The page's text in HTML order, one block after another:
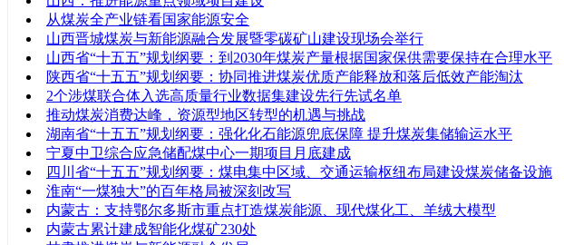
从煤炭全产业链看国家能源安全
山西晋城煤炭与新能源融合发展暨零碳矿山建设现场会举行
山西省“十五五”规划纲要：到2030年煤炭产量根据国家保供需要保持在合理水平
陕西省“十五五”规划纲要：协同推进煤炭优质产能释放和落后低效产能淘汰
2个涉煤联合体入选高质量行业数据集建设先行先试名单
推动煤炭消费达峰，资源型地区转型的机遇与挑战
湖南省“十五五”规划纲要：强化化石能源兜底保障 提升煤炭集储输运水平
宁夏中卫综合应急储配煤中心一期项目月底建成
四川省“十五五”规划纲要：煤电集中区域、交通运输枢纽布局建设煤炭储备设施
淮南“一煤独大”的百年格局被深刻改写
内蒙古：支持鄂尔多斯市重点打造煤炭能源、现代煤化工、羊绒大模型
内蒙古累计建成智能化煤矿230处